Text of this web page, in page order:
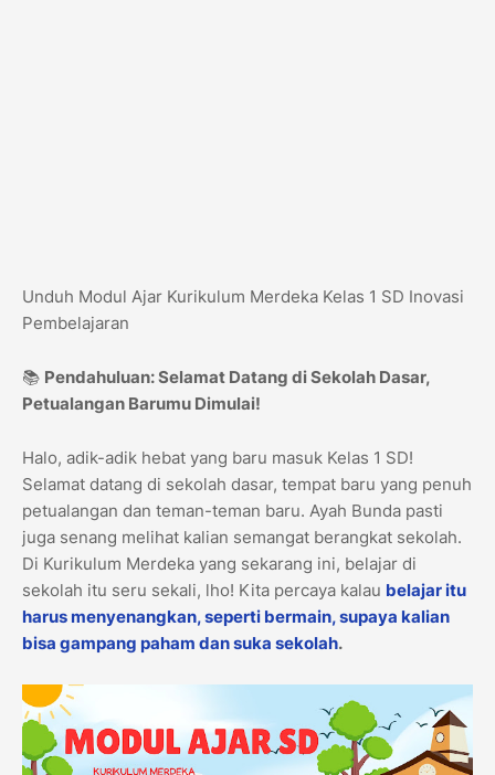
Unduh Modul Ajar Kurikulum Merdeka Kelas 1 SD Inovasi
Pembelajaran
📚 Pendahuluan: Selamat Datang di Sekolah Dasar,
Petualangan Barumu Dimulai!
Halo, adik-adik hebat yang baru masuk Kelas 1 SD!
Selamat datang di sekolah dasar, tempat baru yang penuh
petualangan dan teman-teman baru. Ayah Bunda pasti
juga senang melihat kalian semangat berangkat sekolah.
Di Kurikulum Merdeka yang sekarang ini, belajar di
sekolah itu seru sekali, lho! Kita percaya kalau belajar itu
harus menyenangkan, seperti bermain, supaya kalian
bisa gampang paham dan suka sekolah.